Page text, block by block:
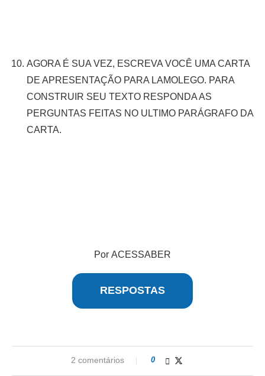
AGORA É SUA VEZ, ESCREVA VOCÊ UMA CARTA
DE APRESENTAÇÃO PARA LAMOLEGO. PARA
CONSTRUIR SEU TEXTO RESPONDA AS
PERGUNTAS FEITAS NO ULTIMO PARÁGRAFO DA
CARTA.
Por ACESSABER
RESPOSTAS
2 comentários 0